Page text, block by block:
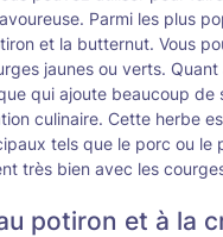
Parmi les plus
et la butternut. Vous
jaunes ou verts. Quant
qui ajoute beaucoup de
culinaire. Cette herbe
tels que le porc ou le
très bien avec les
potiron et à la